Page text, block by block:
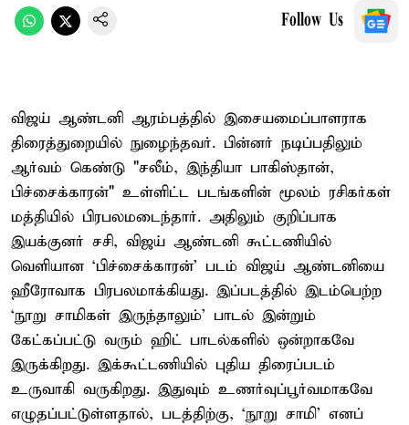
Follow Us
விஜய் ஆண்டனி ஆரம்பத்தில் இசையமைப்பாளராக
திரைத்துறையில் நுழைந்தவர். பின்னர் நடிப்பதிலும்
ஆர்வம் கெண்டு "சலீம், இந்தியா பாகிஸ்தான்,
பிச்சைக்காரன்" உள்ளிட்ட படங்களின் மூலம் ரசிகர்கள்
மத்தியில் பிரபலமடைந்தார். அதிலும் குறிப்பாக
இயக்குனர் சசி, விஜய் ஆண்டனி கூட்டணியில்
வெளியான ‘பிச்சைக்காரன்’ படம் விஜய் ஆண்டனியை
ஹீரோவாக பிரபலமாக்கியது. இப்படத்தில் இடம்பெற்ற
‘நூறு சாமிகள் இருந்தாலும்’ பாடல் இன்றும்
கேட்கப்பட்டு வரும் ஹிட் பாடல்களில் ஒன்றாகவே
இருக்கிறது. இக்கூட்டணியில் புதிய திரைப்படம்
உருவாகி வருகிறது. இதுவும் உணர்வுப்பூர்வமாகவே
எழுதப்பட்டுள்ளதால், படத்திற்கு, ‘நூறு சாமி’ எனப்